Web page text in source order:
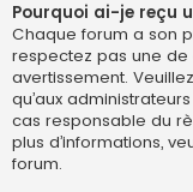
Pourquoi ai-je reçu
Chaque forum a son
respectez pas une de
avertissement.
qu’aux
cas responsable du
plus d’informations,
forum.